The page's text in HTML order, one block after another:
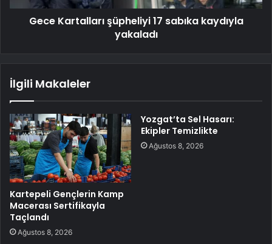
Gece Kartalları şüpheliyi 17 sabıka kaydıyla
yakaladı
İlgili Makaleler
Kartepeli Gençlerin Kamp
Macerası Sertifikayla
Taçlandı
Ağustos 8, 2026
Yozgat’ta Sel Hasarı:
Ekipler Temizlikte
Ağustos 8, 2026